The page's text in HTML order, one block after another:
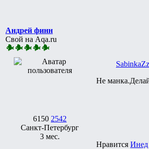
Андрей финн
Свой на Aqa.ru
6150 2542
Санкт-Петербург
3 мес.
Не
Нравится Инед